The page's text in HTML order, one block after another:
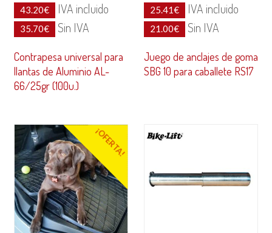
43.20€ IVA incluido
35.70€ Sin IVA
Contrapesa universal para
llantas de Aluminio AL-
66/25gr (100u.)
25.41€ IVA incluido
21.00€ Sin IVA
Juego de anclajes de goma
SBG 10 para caballete RS17
¡OFERTA!